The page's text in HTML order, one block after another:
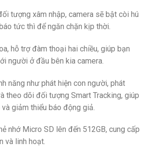
tượng xâm nhập, camera sẽ bật còi hú
tức thì để ngăn chặn kịp thời.
hỗ trợ đàm thoại hai chiều, giúp bạn
người ở đầu bên kia camera.
năng như phát hiện con người, phát
theo dõi đối tượng Smart Tracking, giúp
giảm thiểu báo động giả.
nhớ Micro SD lên đến 512GB, cung cấp
và linh hoạt.